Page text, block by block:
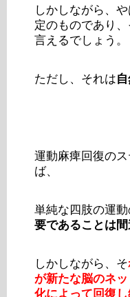
しかしながら、
定のものであり
言えるでしょう。
ただし、それは
運動麻痺回復の
ば、
単純な四肢の運
要であることは
しかしながら、そ
が新たな脳のネ
化によって回復